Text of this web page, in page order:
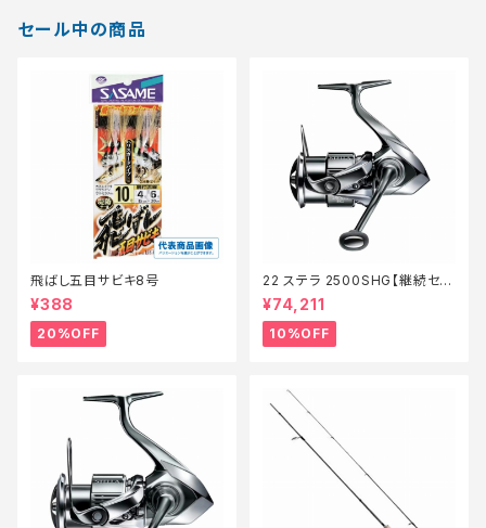
セール中の商品
飛ばし五目サビキ8号
¥388
20%OFF
22 ステラ 2500SHG【継続セー
ル_リール】【10】
¥74,211
10%OFF